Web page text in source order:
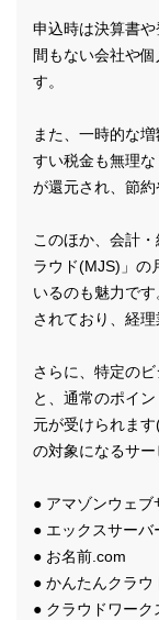
申込時は決算書
間もない会社や
す。
また、一時的な
すい税金も無理
が還元され、節約
このほか、会計
ラウド(MJS)」の
いるのも魅力で
されており、経理
さらに、特定の
と、通常のポイ
元が受けられま
の対象になるサー
● アマゾンウェブ
● エックスサーバ
● お名前.com
● かんたんクラウ
● クラウドワーク